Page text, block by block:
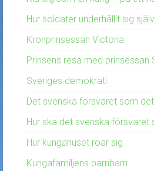
Hur soldater underhållit sig
Kronprinsessan Victoria
Prinsens resa med prinsessan
Sveriges demokrati
Det svenska försvaret som
Hur ska det svenska försvaret
Hur kungahuset roar sig
Kungafamiljens barnbarn